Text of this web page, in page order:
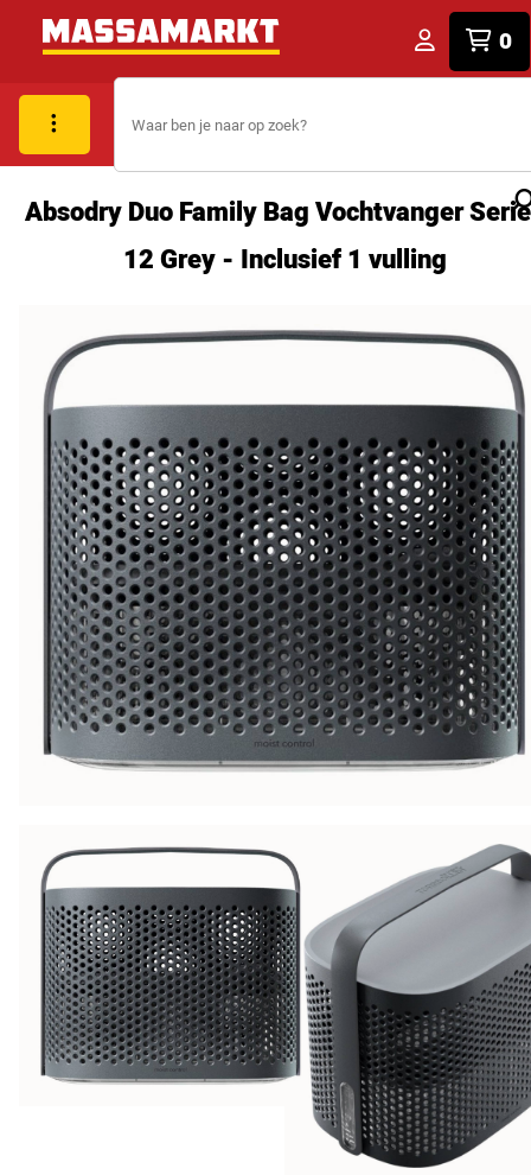
0
Absodry Duo Family Bag Vochtvanger
12 Grey - Inclusief 1 vulling